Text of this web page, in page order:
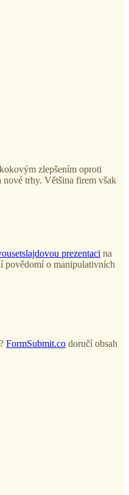
zlepšením oproti
trhy. Většina firem však
prezentaci na
povědomí o manipulativních
FormSubmit.co doručí obsah